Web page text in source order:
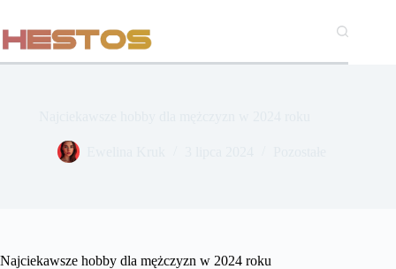
treści
Najciekawsze hobby dla mężczyzn w 2024 roku